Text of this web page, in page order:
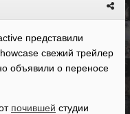
представили
свежий трейлер
объявили о переносе
почившей студии